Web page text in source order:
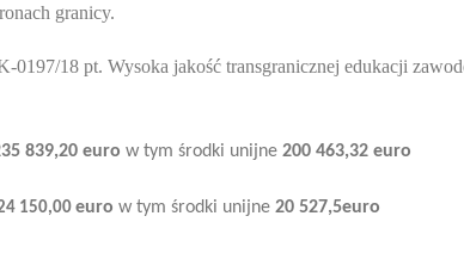
granicy.
0197/18 pt. Wysoka jakość transgranicznej edukacji
839,20 euro w tym środki unijne 200 463,32 euro
150,00 euro w tym środki unijne 20 527,5euro